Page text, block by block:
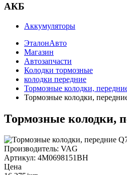
АКБ
Аккумуляторы
ЭталонАвто
Магазин
Автозапчасти
Колодки тормозные
колодки передние
Тормозные колодки,
Тормозные колодки,
Тормозные колодки,
Производитель: VAG
Артикул: 4M0698151BH
Цена